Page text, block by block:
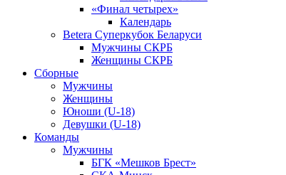
«Финал четырех»
Календарь
Betera Суперкубок Беларуси
Мужчины СКРБ
Женщины СКРБ
Сборные
Мужчины
Женщины
Юноши (U-18)
Девушки (U-18)
Команды
Мужчины
БГК «Мешков Брест»